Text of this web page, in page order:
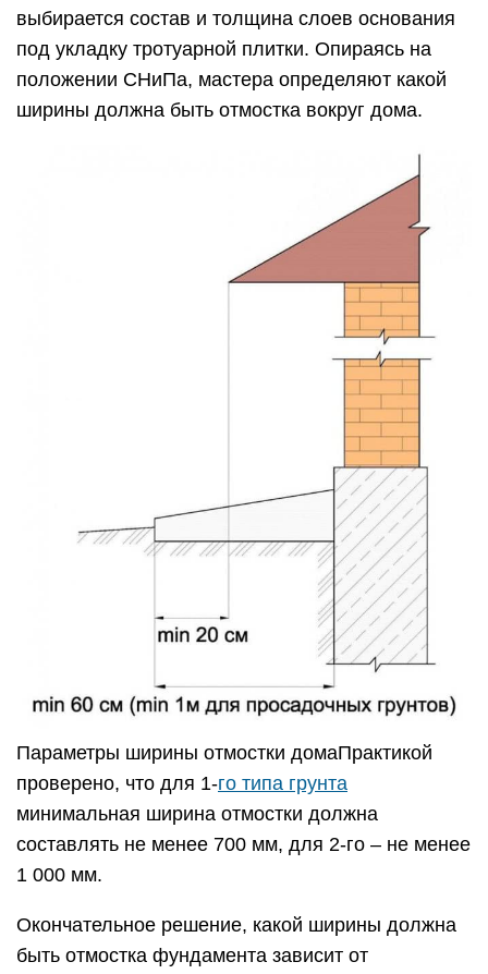
выбирается состав и толщина слоев основания
под укладку тротуарной плитки. Опираясь на
положении СНиПа, мастера определяют какой
ширины должна быть отмостка вокруг дома.
Параметры ширины отмостки домаПрактикой
проверено, что для 1-го типа грунта
минимальная ширина отмостки должна
составлять не менее 700 мм, для 2-го – не менее
1 000 мм.
Окончательное решение, какой ширины должна
быть отмостка фундамента зависит от